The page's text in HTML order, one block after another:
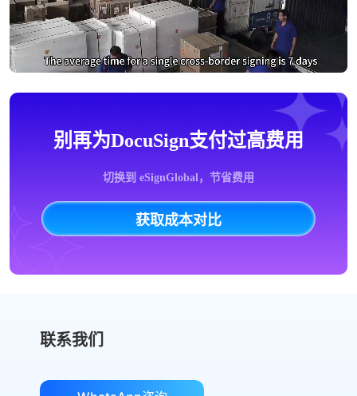
别再为DocuSign支付过高费用
切换到 eSignGlobal，节省费用
获取成本对比
联系我们